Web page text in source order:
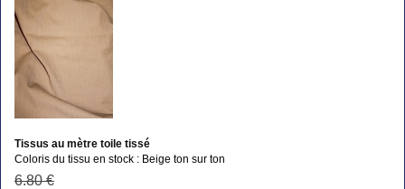
Tissus au mètre toile tissé
Coloris du tissu en stock : Beige ton sur ton
6.80 €